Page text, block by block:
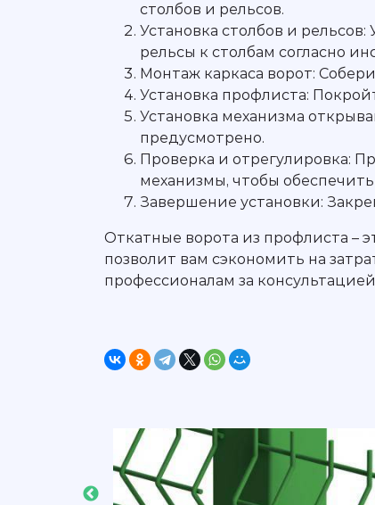
столбов и рельсов.
Установка столбов и
рельсы к столбам согласно
Монтаж каркаса ворот:
Установка профлиста:
Установка механизма
предусмотрено.
Проверка и отрегулировка:
механизмы, чтобы
Завершение установки:
Откатные ворота из профлиста –
позволит вам сэкономить на
профессионалам за